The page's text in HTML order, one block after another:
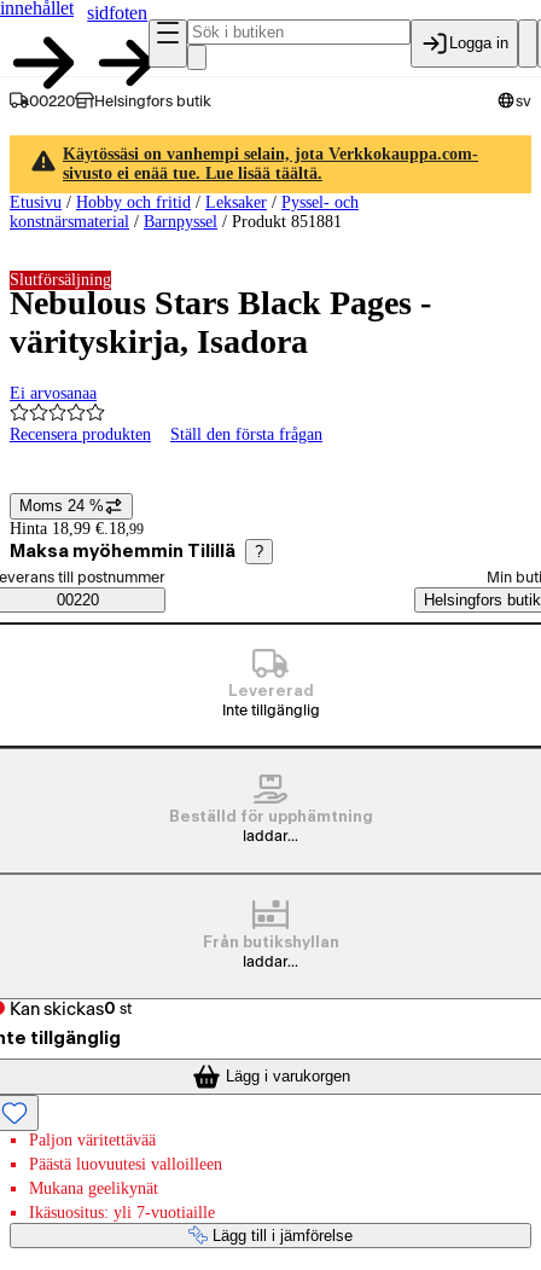
innehållet
sidfoten
Logga in
00220 Helsingfors butik sv
Käytössäsi on vanhempi selain, jota Verkkokauppa.com-
sivusto ei enää tue. Lue lisää täältä.
Etusivu / Hobby och fritid / Leksaker / Pyssel- och
konstnärsmaterial / Barnpyssel / Produkt 851881
Nebulous Stars Black Pages -
värityskirja, Isadora
Ei arvosanaa
Recensera produkten Ställ den första frågan
Slutförsäljning
Prisinformation
Moms 24 %
Hinta 18,99 €. 18,99
Maksa myöhemmin Tilillä ?
Saatavuustiedot
beställningssätt
till postnummer
00220
Min
Helsingfors butik
Levererad
Inte tillgänglig
Beställd för upphämtning
laddar...
Från butikshyllan
laddar...
Kan skickas0 st
tillgänglig
Lägg i varukorgen
Paljon väritettävää
Päästä luovuutesi valloilleen
Mukana geelikynät
Ikäsuositus: yli 7-vuotiaille
Lägg till i jämförelse